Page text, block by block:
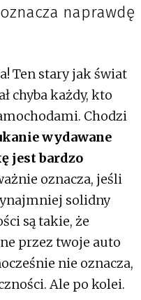
naprawdę
Ten stary jak świat
chyba każdy, kto
Chodzi
wydawane
jest bardzo
oznacza, jeśli
solidny
są takie, że
przez twoje auto
nie oznacza,
Ale po kolei.